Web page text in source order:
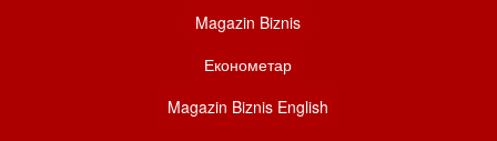
Magazin Biznis
Економетар
Magazin Biznis English